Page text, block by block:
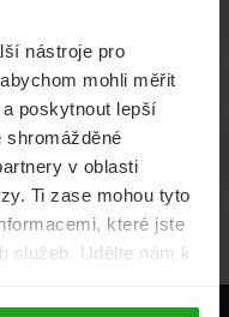
nástroje pro
mohli měřit
poskytnout lepší
v oblasti
Ti zase mohou tyto
které jste
služeb. Udělte nám k
Energie